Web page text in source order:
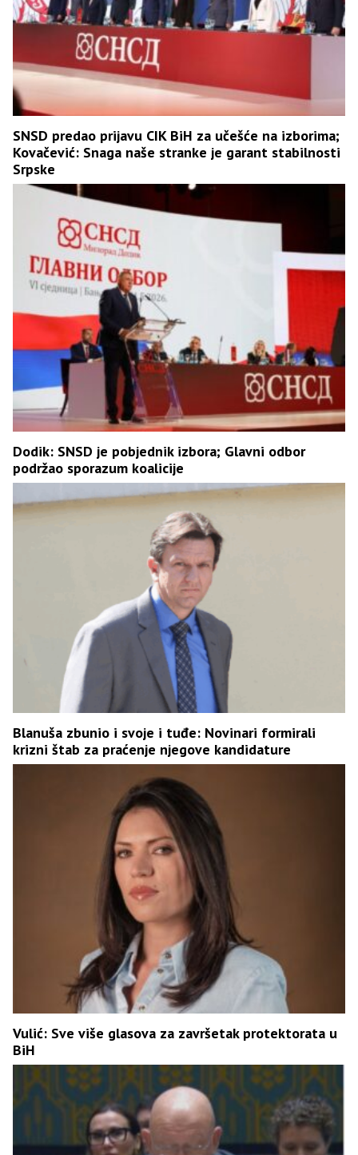
SNSD predao prijavu CIK BiH za učešće na izborima;
Kovačević: Snaga naše stranke je garant stabilnosti
Srpske
Dodik: SNSD je pobjednik izbora; Glavni odbor
podržao sporazum koalicije
Blanuša zbunio i svoje i tuđe: Novinari formirali
krizni štab za praćenje njegove kandidature
Vulić: Sve više glasova za završetak protektorata u
BiH